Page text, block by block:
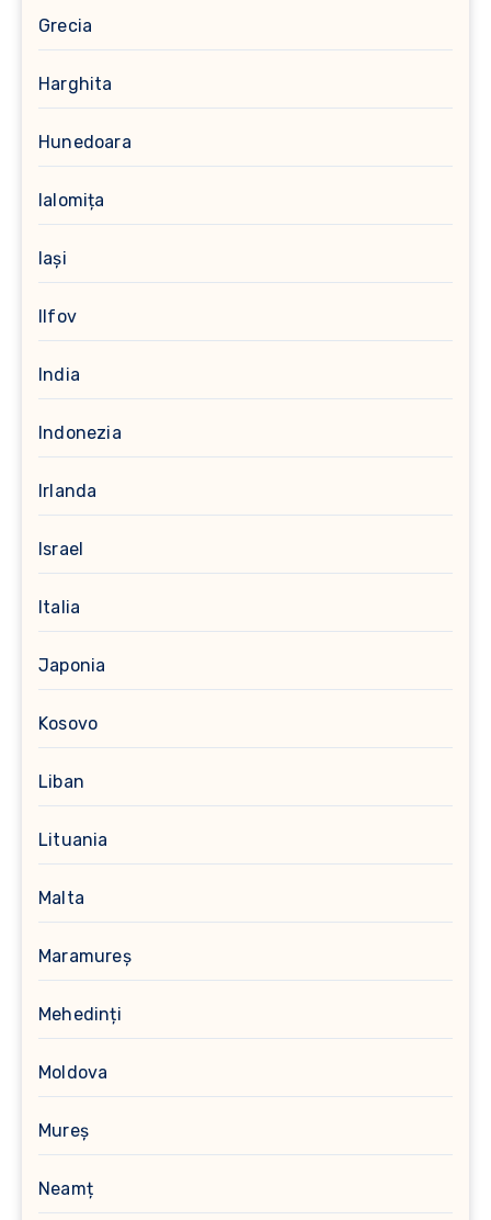
Grecia
Harghita
Hunedoara
Ialomița
Iași
Ilfov
India
Indonezia
Irlanda
Israel
Italia
Japonia
Kosovo
Liban
Lituania
Malta
Maramureș
Mehedinți
Moldova
Mureș
Neamț